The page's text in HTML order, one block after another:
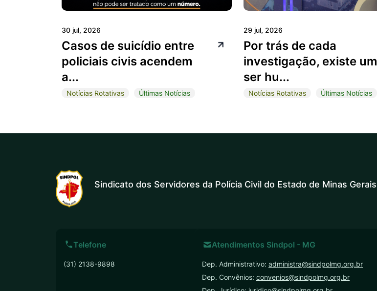
30 jul, 2026
Casos de suicídio entre
policiais civis acendem
a...
Notícias Rotativas Últimas Notícias
29 jul, 2026
Por trás de cada
investigação, existe um
ser hu...
Notícias Rotativas Últimas Notícias
Sindicato dos Servidores da Polícia Civil do Estado de Minas Gerais
Telefone
(31) 2138-9898
Atendimentos Sindpol - MG
Dep. Administrativo: administra@sindpolmg.org.br
Dep. Convênios: convenios@sindpolmg.org.br